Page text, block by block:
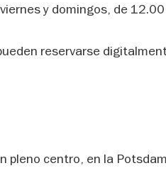
y domingos, de
reservarse
pleno centro, en la